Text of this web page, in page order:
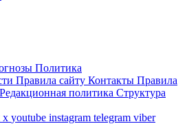
Политика
Правила сайту Контакты Правила
Редакционная политика Структура
x youtube instagram telegram viber